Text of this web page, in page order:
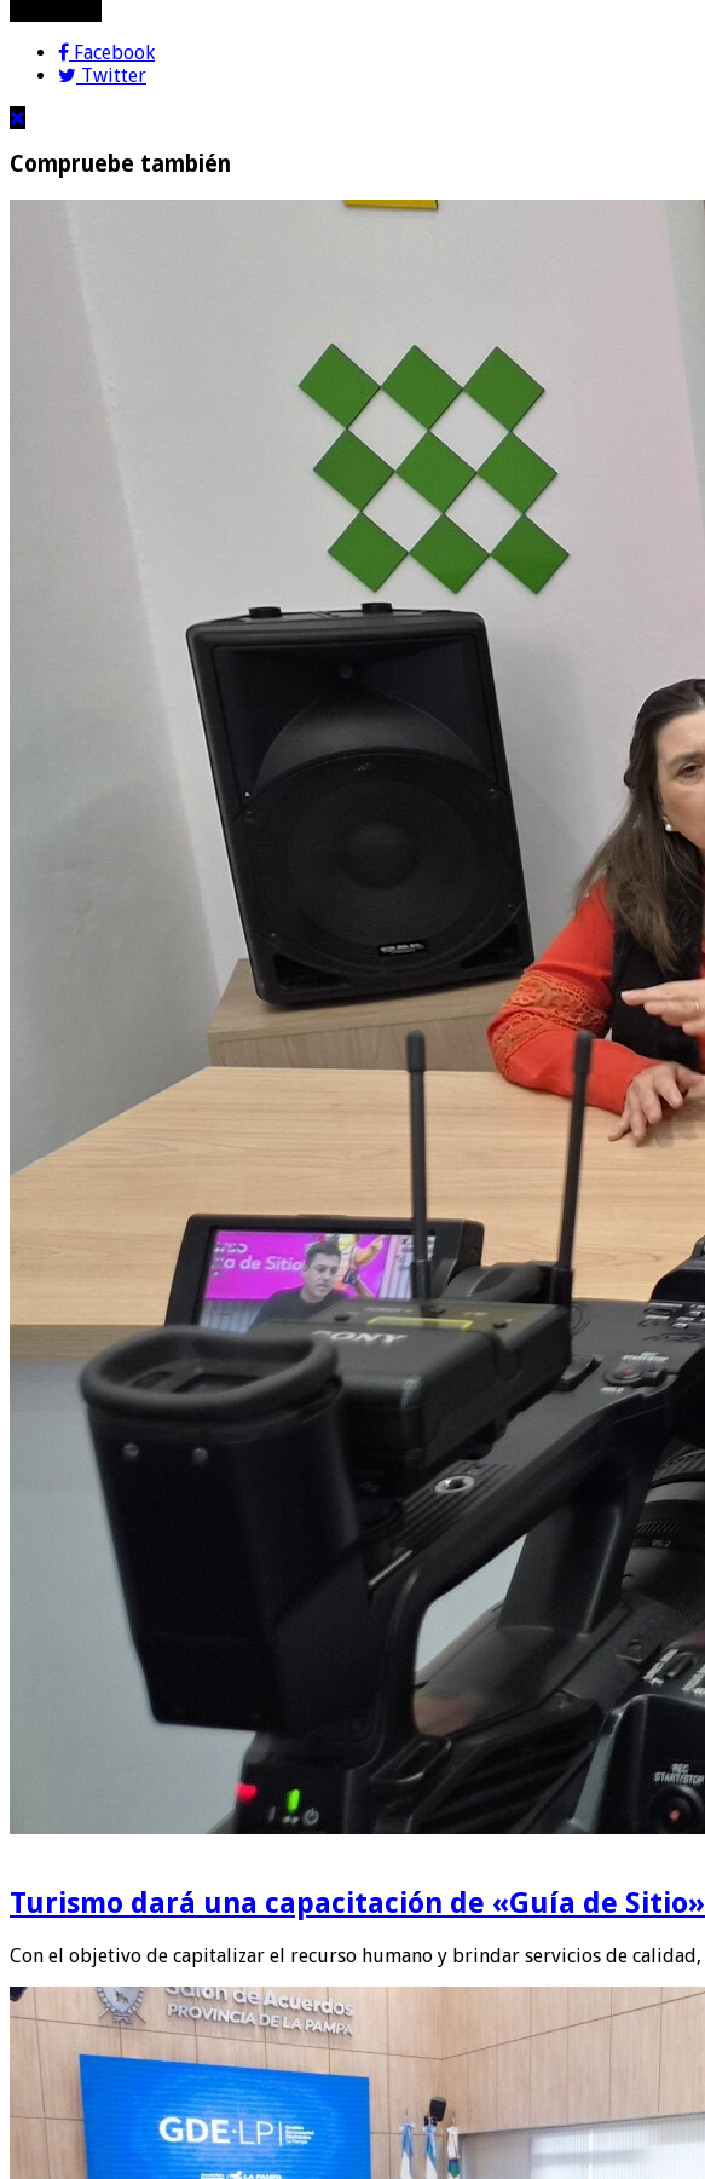
Facebook
Twitter
Compruebe también
Turismo dará una capacitación de «Guía de Sitio»
Con el objetivo de capitalizar el recurso humano y brindar servicios de